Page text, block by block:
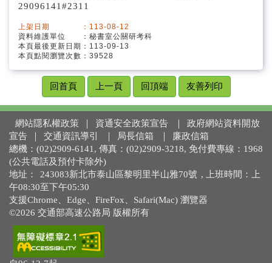
29096141#2311
上架日期 ：113-08-12
資料維護單位 ：秘書室公關研考科
本頁最後更新日期：113-09-13
本頁點閱瀏覽次數：39528
回首頁 上一頁 回頂端 友善列印
網站隱私權政策 ｜ 資通安全政策宣告 ｜
政府網站資料開放
宣告
｜ 交通資訊導引 ｜ 局長信箱 ｜
廉政信箱
總機：(02)2909-6141, 傳真：(02)2909-3218, 免付費專線：1968
(公共電話及預付卡除外)
地址：
243083新北市泰山區黎明里半山雅70號 , 上班時間：上
午08:30至下午05:30
支援Chrome、Edge、FireFox、Safari(Mac) 瀏覽器
©2026 交通部高速公路局 版權所有